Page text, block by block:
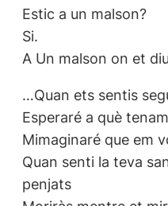
Estic a un malson?
Si.
A Un malson on et
…Quan ets sentis
Esperaré a què
Mimaginaré que em
Quan senti la teva
penjats